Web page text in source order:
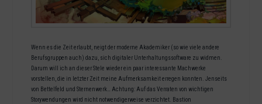
Wenn es die Zeit erlaubt, neigt der moderne Akademiker (so wie viele andere
Berufsgruppen auch) dazu, sich digitaler Unterhaltungssoftware zu widmen.
Darum will ich an dieser Stele wieder ein paar interessante Machwerke
vorstellen, die in letzter Zeit meine Aufmerksamkeit erregen konnten. Jenseits
von Bettelfeld und Sternenwerk… Achtung: Auf das Verraten von wichtigen
Storywendungen wird nicht notwendigerweise verzichtet. Bastion